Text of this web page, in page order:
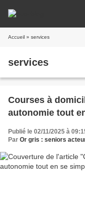
Accueil » services
services
Courses à
autonomie tout
Publié le 02/11/2025 à
Par Or gris : seniors acteurs